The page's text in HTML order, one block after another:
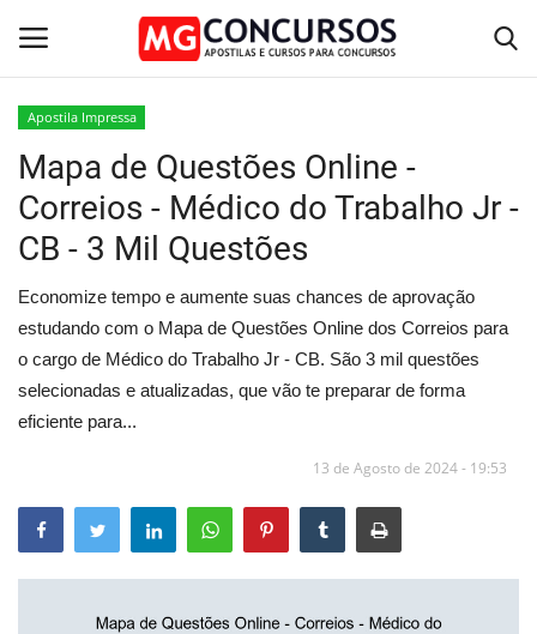
Home
Apostilas PDF
Apostila Impressa
Cursos Online
Apostila Impressa
Mapa de Questões Online -
Correios - Médico do Trabalho Jr -
CB - 3 Mil Questões
Economize tempo e aumente suas chances de aprovação
estudando com o Mapa de Questões Online dos Correios para
o cargo de Médico do Trabalho Jr - CB. São 3 mil questões
selecionadas e atualizadas, que vão te preparar de forma
eficiente para...
13 de Agosto de 2024 - 19:53